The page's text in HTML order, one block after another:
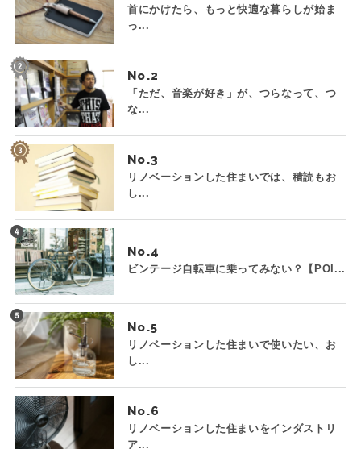
首にかけたら、もっと快適な暮らしが始ま
っ...
No.
「ただ、音楽が好き」が、つらなって、つ
な...
No.
リノベーションした住まいでは、積読もお
し...
No.
ビンテージ自転車に乗ってみない？【POI...
No.
リノベーションした住まいで使いたい、お
し...
No.
リノベーションした住まいをインダストリ
ア...